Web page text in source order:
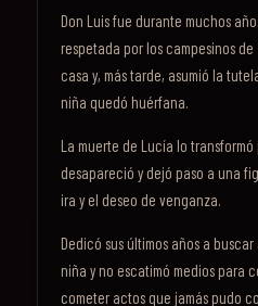
Don Luis fue durante muchos
respetada por los campesinos
casa y, más tarde, asumió la
niña quedó huérfana.
La muerte de Lucía lo
desapareció y dejó paso a una
ira y el deseo de venganza.
Dedicó sus últimos años a
niña y no escatimó medios para
cometer actos que jamás pudo